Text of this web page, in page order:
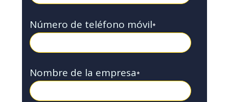
Número de teléfono móvil*
Nombre de la empresa*